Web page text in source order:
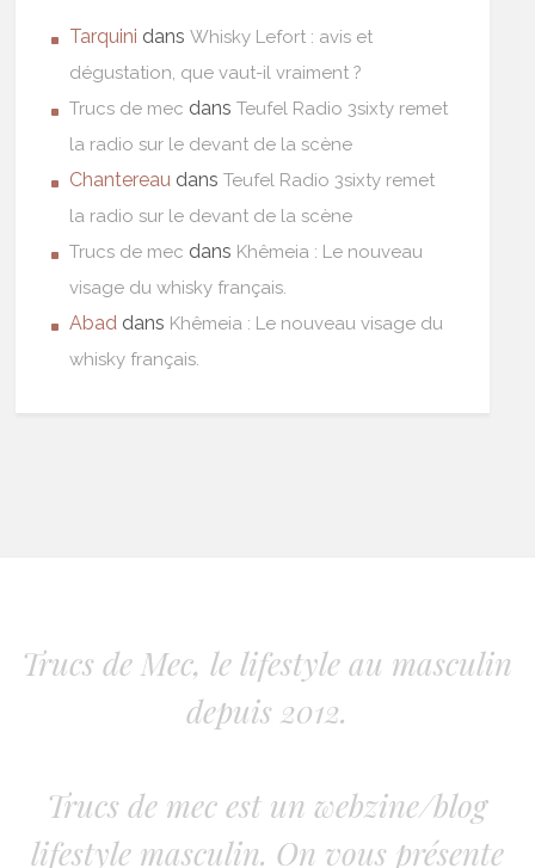
Tarquini dansWhisky Lefort : avis et
dégustation, que vaut-il vraiment ?
Trucs de mec dansTeufel Radio 3sixty remet
la radio sur le devant de la scène
Chantereau dansTeufel Radio 3sixty remet
la radio sur le devant de la scène
Trucs de mec dans Khêmeia : Le nouveau
visage du whisky français.
Abad dans Khêmeia : Le nouveau visage du
whisky français.
Trucs de Mec, le lifestyle au masculin
depuis 2012.
Trucs de mec est un webzine/blog
lifestyle masculin. On vous présente